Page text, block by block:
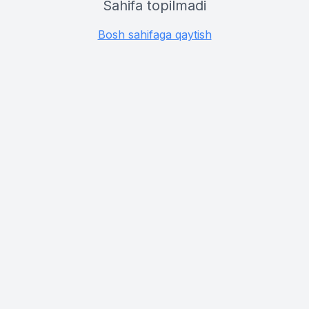
Sahifa topilmadi
Bosh sahifaga qaytish